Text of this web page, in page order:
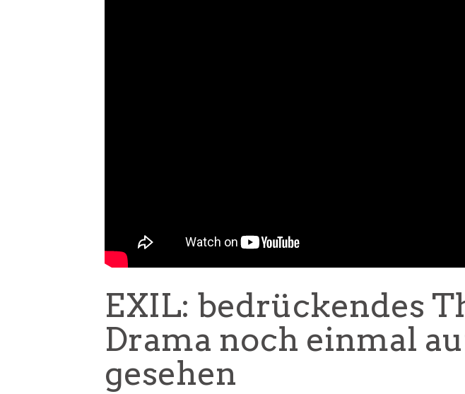
EXIL: bedrückendes
Drama noch einmal
gesehen